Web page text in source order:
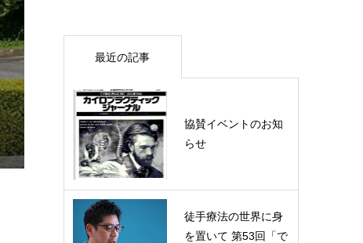
最近の記事
協賛イベントのお知
らせ
徒手療法の世界に身
を置いて 第53回「で